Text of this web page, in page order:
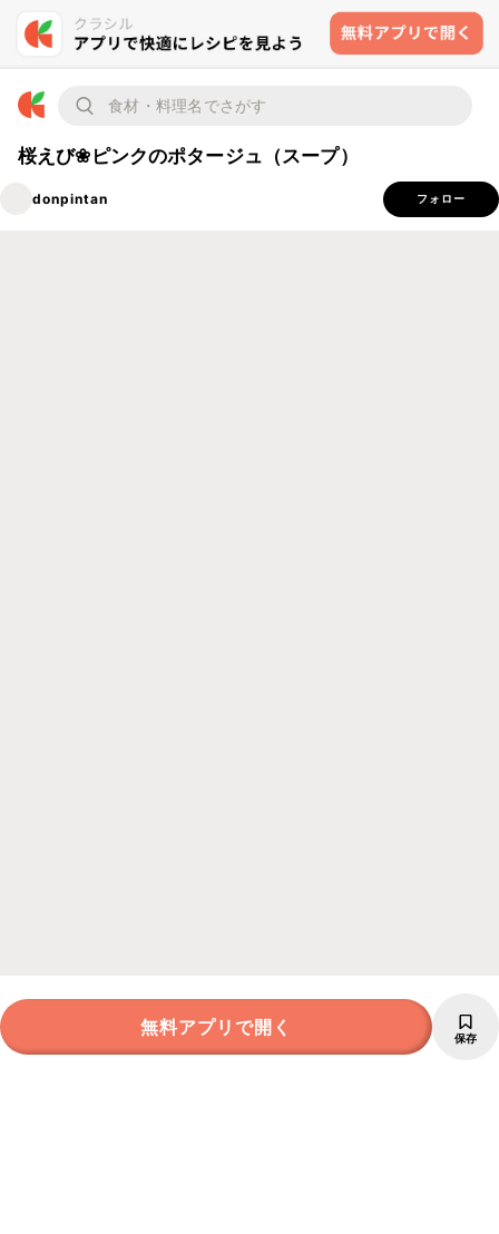
桜えび❀ピンクのポタージュ（スープ）
donpintan フォロー
無料アプリで開く 保存